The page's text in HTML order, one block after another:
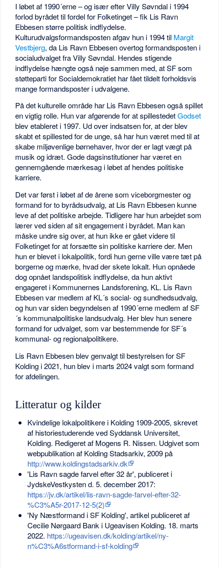
I løbet af 1990´erne – og især efter Villy Søvndal i 1994
forlod byrådet til fordel for Folketinget – fik Lis Ravn
Ebbesen større politisk indflydelse.
Kulturudvalgsformandsposten afgav hun i 1994 til Margit
Vestbjerg, da Lis Ravn Ebbesen overtog formandsposten i
socialudvalget fra Villy Søvndal. Hendes stigende
indflydelse hængte også nøje sammen med, at SF som
støtteparti for Socialdemokratiet har fået tildelt forholdsvis
mange formandsposter i udvalgene.
På det kulturelle område har Lis Ravn Ebbesen også spillet
en vigtig rolle. Hun var afgørende for at spillestedetGodset
blev etableret i 1997. Ud over indsatsen for, at der blev
skabt et spillested for de unge, så har hun været med til at
skabe miljøvenlige børnehaver, hvor der er lagt vægt på
musik og idræt. Gode dagsinstitutioner har været en
gennemgående mærkesag i løbet af hendes politiske
karriere.
Det var først i løbet af de årene som viceborgmester og
formand for to byrådsudvalg, at Lis Ravn Ebbesen kunne
leve af det politiske arbejde. Tidligere har hun arbejdet som
lærer ved siden af sit engagement i byrådet. Man kan
måske undre sig over, at hun ikke er gået videre til
Folketinget for at forsætte sin politiske karriere der. Men
hun er blevet i lokalpolitik, fordi hun gerne ville være tæt på
borgerne og mærke, hvad der skete lokalt. Hun opnåede
dog opnået landspolitisk indflydelse, da hun aktivt
engageret i Kommunernes Landsforening, KL. Lis Ravn
Ebbesen var medlem af KL´s social- og sundhedsudvalg,
og hun var siden begyndelsen af 1990´erne medlem af SF
´s kommunalpolitiske landsudvalg. Her blev hun senere
formand for udvalget, som var bestemmende for SF´s
kommunal- og regionalpolitikere.
Lis Ravn Ebbesen blev genvalgt til bestyrelsen for SF
Kolding i 2021, hun blev i marts 2024 valgt som formand
for afdelingen.
Litteratur og kilder
Kvindelige lokalpolitikere i Kolding 1909-2005, skrevet
af historiestuderende ved Syddansk Universitet,
Kolding. Redigeret af Mogens R. Nissen. Udgivet som
webpublikation af Kolding Stadsarkiv, 2009 på
http://www.koldingstadsarkiv.dk
'Lis Ravn sagde farvel efter 32 år', publiceret i
JydskeVestkysten d. 5. december 2017:
https://jv.dk/artikel/lis-ravn-sagde-farvel-efter-32-
%C3%A5r-2017-12-5(2)
'Ny Næstformand i SF Kolding', artikel publiceret af
Cecilie Nørgaard Bank i Ugeavisen Kolding. 18. marts
2022. https://ugeavisen.dk/kolding/artikel/ny-
n%C3%A6stformand-i-sf-kolding